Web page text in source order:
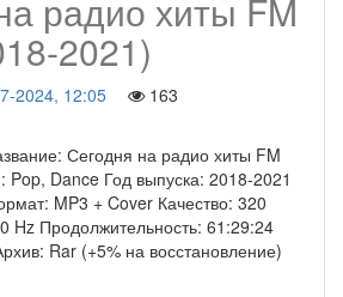
радио хиты FM
2021)
2024, 12:05 163
Сегодня на радио хиты FM
Dance Год выпуска: 2018-2021
MP3 + Cover Качество: 320
Hz Продолжительность: 61:29:24
Rar (+5% на восстановление)